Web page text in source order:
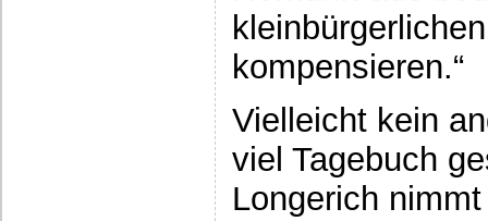
kompensieren.“
Vielleicht kein
viel Tagebuch
Longerich